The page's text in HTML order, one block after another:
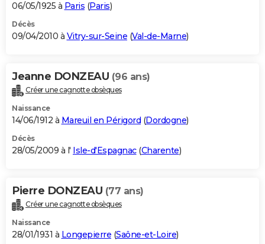
06/05/1925 à Paris (Paris)
Décès
09/04/2010 à Vitry-sur-Seine (Val-de-Marne)
Jeanne DONZEAU (96 ans)
Créer une cagnotte obsèques
Naissance
14/06/1912 à Mareuil en Périgord (Dordogne)
Décès
28/05/2009 à l' Isle-d'Espagnac(Charente)
Pierre DONZEAU (77 ans)
Créer une cagnotte obsèques
Naissance
28/01/1931 à Longepierre (Saône-et-Loire)